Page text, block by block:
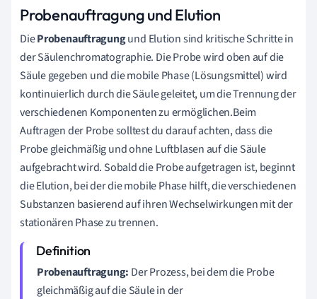
Probenauftragung und Elution
DieProbenauftragungund Elution sind kritische Schritte in
der Säulenchromatographie. Die Probe wird oben auf die
Säule gegeben und die mobile Phase (Lösungsmittel) wird
kontinuierlich durch die Säule geleitet, um die Trennung der
verschiedenen Komponenten zu ermöglichen.Beim
Auftragen der Probe solltest du darauf achten, dass die
Probe gleichmäßig und ohne Luftblasen auf die Säule
aufgebracht wird. Sobald die Probe aufgetragen ist, beginnt
die Elution, bei der die mobile Phase hilft, die verschiedenen
Substanzen basierend auf ihren Wechselwirkungen mit der
stationären Phase zu trennen.
Probenauftragung: Der Prozess, bei dem die Probe
gleichmäßig auf die Säule in der